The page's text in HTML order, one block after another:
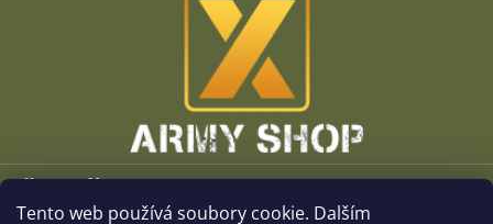
Tento web používá soubory cookie. Dalším
Vše o nákupu